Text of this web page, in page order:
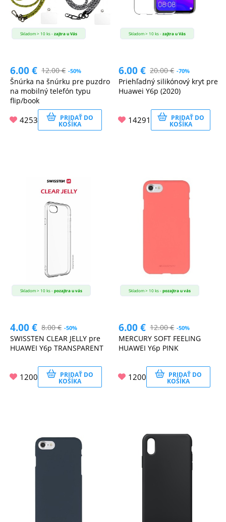
Skladom > 10 ks -zajtra u Vás
6.00€ 12.00€ -50%
Šnúrka na šnúrku pre puzdro
na mobilný telefón typu
flip/book
4253 PRIDAŤ DO
KOŠÍKA
Skladom > 10 ks -zajtra u Vás
6.00€ 20.00€ -70%
Priehľadný silikónový kryt pre
Huawei Y6p (2020)
14291 PRIDAŤ DO
KOŠÍKA
Skladom > 10 ks -pozajtra u vás
4.00€ 8.00€ -50%
SWISSTEN CLEAR JELLY pre
HUAWEI Y6p TRANSPARENT
1200 PRIDAŤ DO
KOŠÍKA
Skladom > 10 ks -pozajtra u vás
6.00€ 12.00€ -50%
MERCURY SOFT FEELING
HUAWEI Y6p PINK
1200 PRIDAŤ DO
KOŠÍKA